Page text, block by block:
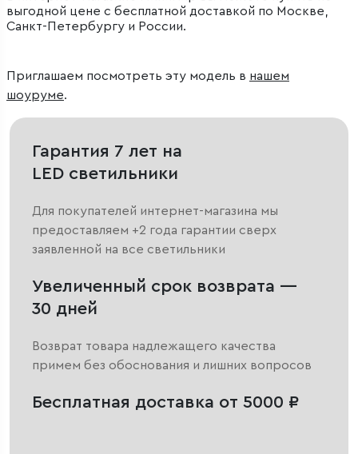
выгодной цене с бесплатной доставкой по Москве,
Санкт-Петербургу и России.
Приглашаем посмотреть эту модель в нашем
шоуруме.
Гарантия 7 лет на
LED светильники
Для покупателей интернет-магазина мы
предоставляем +2 года гарантии сверх
заявленной на все светильники
Увеличенный срок возврата —
30 дней
Возврат товара надлежащего качества
примем без обоснования и лишних вопросов
Бесплатная доставка от 5000 ₽